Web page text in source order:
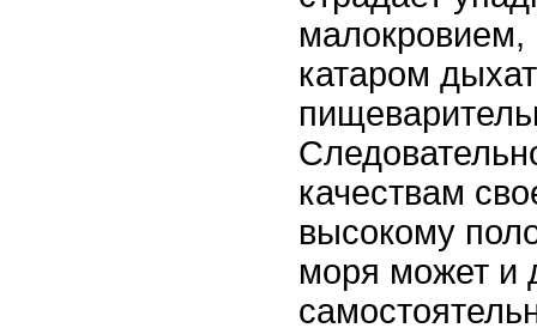
малокровием,
катаром
качествам
высокому
моря может и